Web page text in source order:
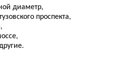
диаметр,
проспекта,